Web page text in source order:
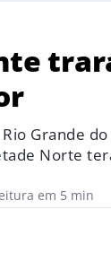
Grande
Norte
em 5 min